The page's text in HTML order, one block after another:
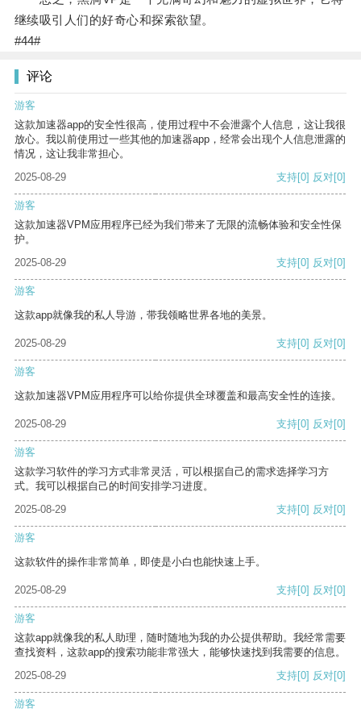
继续吸引人们的好奇心和探索欲望。
#44#
评论
游客
这款加速器app的安全性很高，使用过程中不会泄露个人信息，这让我很
放心。我以前使用过一些其他的加速器app，经常会出现个人信息泄露的
情况，这让我非常担心。
2025-08-29
支持[0] 反对[0]
游客
这款加速器VPM应用程序已经为我们带来了无限的流畅体验和安全性保
护。
2025-08-29
支持[0] 反对[0]
游客
这款app就像我的私人导游，带我领略世界各地的美景。
2025-08-29 支持[0] 反对[0]
游客
这款加速器VPM应用程序可以给你提供全球覆盖和最高安全性的连接。
2025-08-29 支持[0] 反对[0]
游客
这款学习软件的学习方式非常灵活，可以根据自己的需求选择学习方
式。我可以根据自己的时间安排学习进度。
2025-08-29
支持[0] 反对[0]
游客
这款软件的操作非常简单，即使是小白也能快速上手。
2025-08-29 支持[0] 反对[0]
游客
这款app就像我的私人助理，随时随地为我的办公提供帮助。我经常需要
查找资料，这款app的搜索功能非常强大，能够快速找到我需要的信息。
2025-08-29
支持[0] 反对[0]
游客